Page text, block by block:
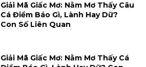
Giải Mã Giấc Mơ: Nằm Mơ Thấy Câu
Cá Điềm Báo Gì, Lành Hay Dữ?
Con Số Liên Quan
Giải Mã Giấc Mơ: Nằm Mơ Thấy Cá